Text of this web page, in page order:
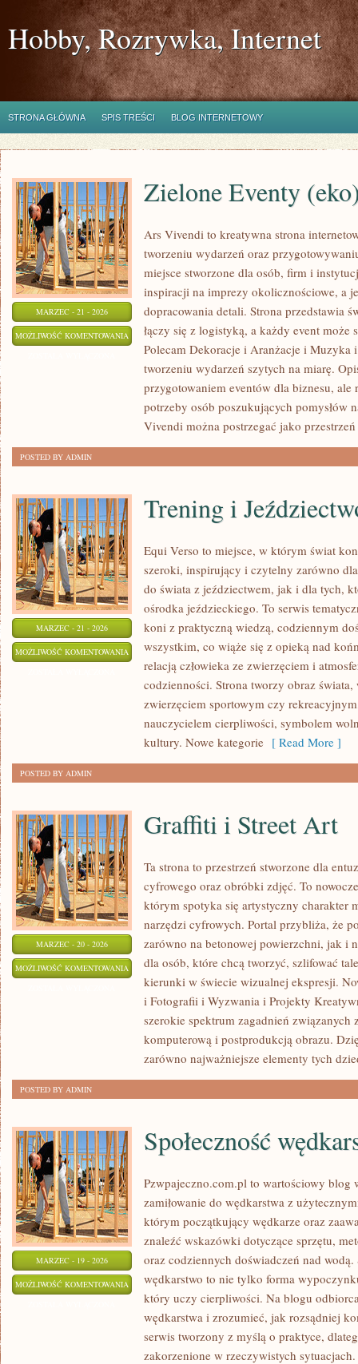
Hobby, Rozrywka, Internet
STRONA GŁÓWNA SPIS TREŚCI BLOG INTERNETOWY
MARZEC - 21 - 2026
MOŻLIWOŚĆ KOMENTOWANIA ZIELONE
EVENTY
(EKO)
Zielone Eventy
Ars Vivendi to kreatywna strona
tworzeniu wydarzeń oraz
miejsce stworzone dla osób, firm i
inspiracji na imprezy okolicznościowe, a
dopracowania detali. Strona przedstawia
łączy się z logistyką, a każdy event
Polecam Dekoracje i Aranżacje i Muzyka
tworzeniu wydarzeń szytych na miarę.
przygotowaniem eventów dla biznesu,
potrzeby osób poszukujących pomysłów
Vivendi można postrzegać jako przestrzeń
POSTED BY ADMIN
MARZEC - 21 - 2026
MOŻLIWOŚĆ KOMENTOWANIA TRENING
JEŹDZIECTWO
Trening i
Equi Verso to miejsce, w którym świat
szeroki, inspirujący i czytelny zarówno
do świata z jeździectwem, jak i dla tych,
ośrodka jeździeckiego. To serwis
koni z praktyczną wiedzą, codziennym
wszystkim, co wiąże się z opieką nad
relacją człowieka ze zwierzęciem i
codzienności. Strona tworzy obraz
zwierzęciem sportowym czy
nauczycielem cierpliwości, symbolem
kultury. Nowe kategorie [ Read More ]
POSTED BY ADMIN
MARZEC - 20 - 2026
MOŻLIWOŚĆ KOMENTOWANIA GRAFFITI
STREET
Graffiti i Street Art
Ta strona to przestrzeń stworzone dla
cyfrowego oraz obróbki zdjęć. To
którym spotyka się artystyczny charakter
narzędzi cyfrowych. Portal przybliża, że
zarówno na betonowej powierzchni, jak i
dla osób, które chcą tworzyć, szlifować
kierunki w świecie wizualnej ekspresji.
i Fotografii i Wyzwania i Projekty
szerokie spektrum zagadnień związanych
komputerową i postprodukcją obrazu.
zarówno najważniejsze elementy tych
POSTED BY ADMIN
MARZEC - 19 - 2026
MOŻLIWOŚĆ KOMENTOWANIA SPOŁECZNOŚĆ
WĘDKARSKA
Społeczność
Pzwpajeczno.com.pl to wartościowy blog
zamiłowanie do wędkarstwa z
którym początkujący wędkarze oraz
znaleźć wskazówki dotyczące sprzętu,
oraz codziennych doświadczeń nad wodą.
wędkarstwo to nie tylko forma
który uczy cierpliwości. Na blogu
wędkarstwa i zrozumieć, jak rozsądniej
serwis tworzony z myślą o praktyce,
zakorzenione w rzeczywistych